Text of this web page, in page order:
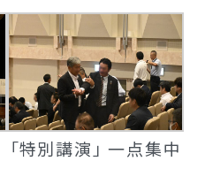
「特別講演」 一点集中